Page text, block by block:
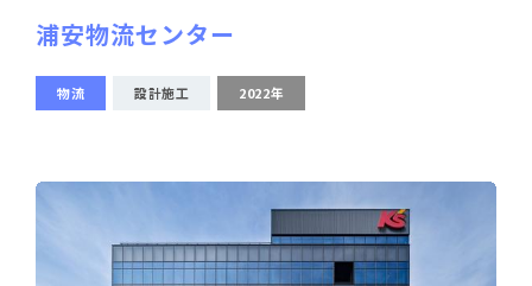
浦安物流センター
物流 設計施工 2022年